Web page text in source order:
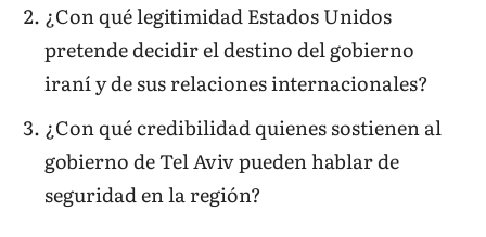
¿Con qué legitimidad Estados Unidos
pretende decidir el destino del gobierno
iraní y de sus relaciones internacionales?
¿Con qué credibilidad quienes sostienen al
gobierno de Tel Aviv pueden hablar de
seguridad en la región?